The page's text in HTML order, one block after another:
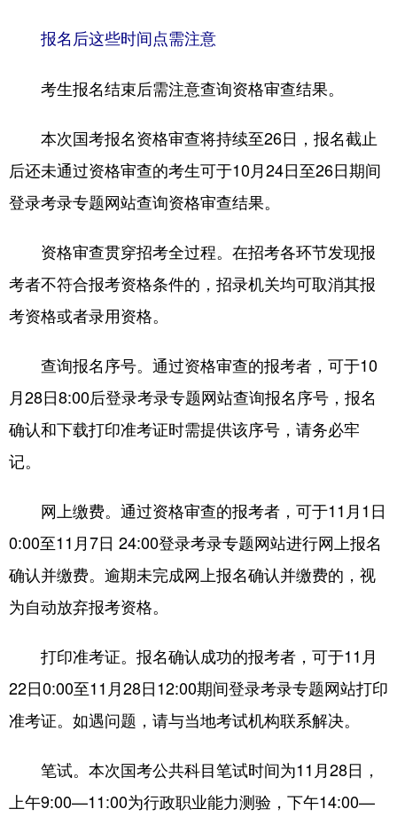
报名后这些时间点需注意
考生报名结束后需注意查询资格审查结果。
本次国考报名资格审查将持续至26日，报名截止
后还未通过资格审查的考生可于10月24日至26日期间
登录考录专题网站查询资格审查结果。
资格审查贯穿招考全过程。在招考各环节发现报
考者不符合报考资格条件的，招录机关均可取消其报
考资格或者录用资格。
查询报名序号。通过资格审查的报考者，可于10
月28日8:00后登录考录专题网站查询报名序号，报名
确认和下载打印准考证时需提供该序号，请务必牢
记。
网上缴费。通过资格审查的报考者，可于11月1日
0:00至11月7日 24:00登录考录专题网站进行网上报名
确认并缴费。逾期未完成网上报名确认并缴费的，视
为自动放弃报考资格。
打印准考证。报名确认成功的报考者，可于11月
22日0:00至11月28日12:00期间登录考录专题网站打印
准考证。如遇问题，请与当地考试机构联系解决。
笔试。本次国考公共科目笔试时间为11月28日，
上午9:00—11:00为行政职业能力测验，下午14:00—